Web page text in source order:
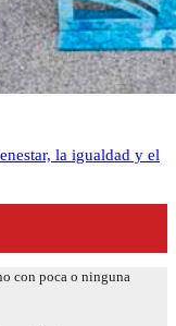
la igualdad y el
con poca o ninguna